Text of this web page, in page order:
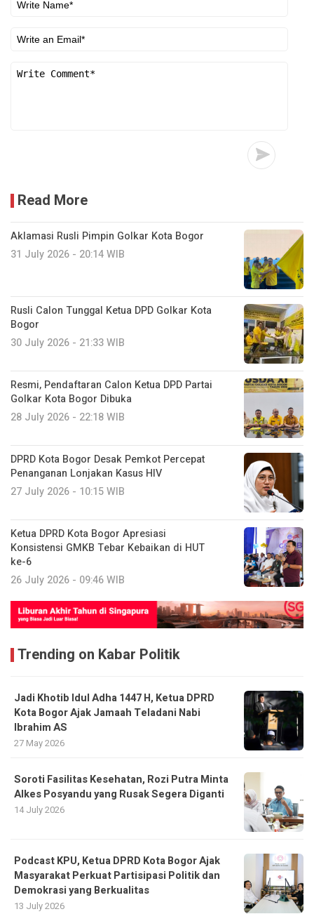
Read More
Aklamasi Rusli Pimpin Golkar Kota Bogor
31 July 2026 - 20:14 WIB
Rusli Calon Tunggal Ketua DPD Golkar Kota
Bogor
30 July 2026 - 21:33 WIB
Resmi, Pendaftaran Calon Ketua DPD Partai
Golkar Kota Bogor Dibuka
28 July 2026 - 22:18 WIB
DPRD Kota Bogor Desak Pemkot Percepat
Penanganan Lonjakan Kasus HIV
27 July 2026 - 10:15 WIB
Ketua DPRD Kota Bogor Apresiasi
Konsistensi GMKB Tebar Kebaikan di HUT
ke-6
26 July 2026 - 09:46 WIB
Trending on Kabar Politik
Jadi Khotib Idul Adha 1447 H, Ketua DPRD
Kota Bogor Ajak Jamaah Teladani Nabi
Ibrahim AS
27 May 2026
Soroti Fasilitas Kesehatan, Rozi Putra Minta
Alkes Posyandu yang Rusak Segera Diganti
14 July 2026
Podcast KPU, Ketua DPRD Kota Bogor Ajak
Masyarakat Perkuat Partisipasi Politik dan
Demokrasi yang Berkualitas
13 July 2026